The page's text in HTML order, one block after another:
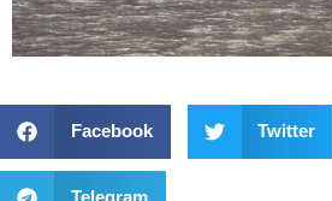
Facebook Twitter